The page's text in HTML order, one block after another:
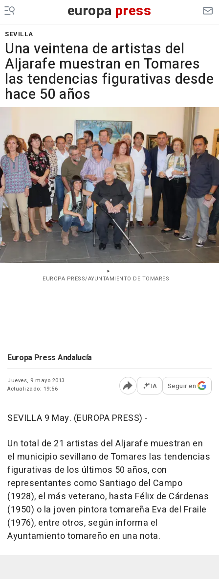
europa press
SEVILLA
Una veintena de artistas del
Aljarafe muestran en Tomares
las tendencias figurativas desde
hace 50 años
EUROPA PRESS/AYUNTAMIENTO DE TOMARES
Europa Press Andalucía
Jueves, 9 mayo 2013
Actualizado: 19:56
Abrir opciones para
IA Seguir en
SEVILLA 9 May. (EUROPA PRESS) -
Un total de 21 artistas del Aljarafe muestran en
el municipio sevillano de Tomares las tendencias
figurativas de los últimos 50 años, con
representantes como Santiago del Campo
(1928), el más veterano, hasta Félix de Cárdenas
(1950) o la joven pintora tomareña Eva del Fraile
(1976), entre otros, según informa el
Ayuntamiento tomareño en una nota.